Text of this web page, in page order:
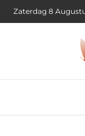
Zaterdag 8